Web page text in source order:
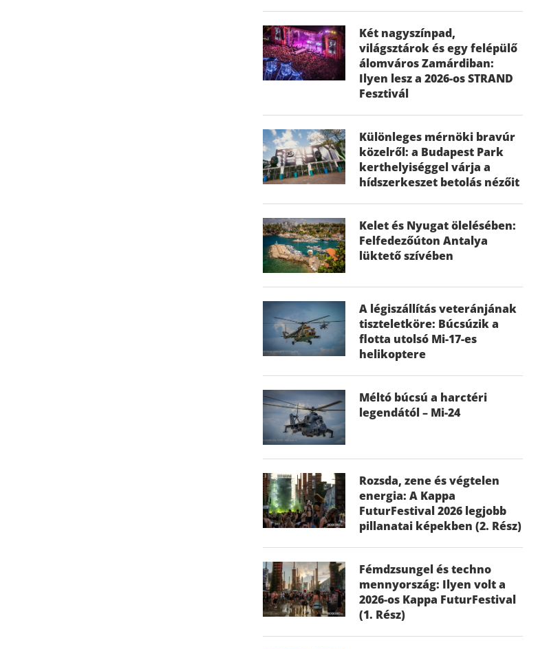
Két nagyszínpad,
világsztárok és egy felépülő
álomváros Zamárdiban:
Ilyen lesz a 2026-os STRAND
Fesztivál
Különleges mérnöki bravúr
közelről: a Budapest Park
kerthelyiséggel várja a
hídszerkeszet betolás nézőit
Kelet és Nyugat ölelésében:
Felfedezőúton Antalya
lüktető szívében
A légiszállítás veteránjának
tiszteletköre: Búcsúzik a
flotta utolsó Mi-17-es
helikoptere
Méltó búcsú a harctéri
legendától – Mi-24
Rozsda, zene és végtelen
energia: A Kappa
FuturFestival 2026 legjobb
pillanatai képekben (2. Rész)
Fémdzsungel és techno
mennyország: Ilyen volt a
2026-os Kappa FuturFestival
(1. Rész)